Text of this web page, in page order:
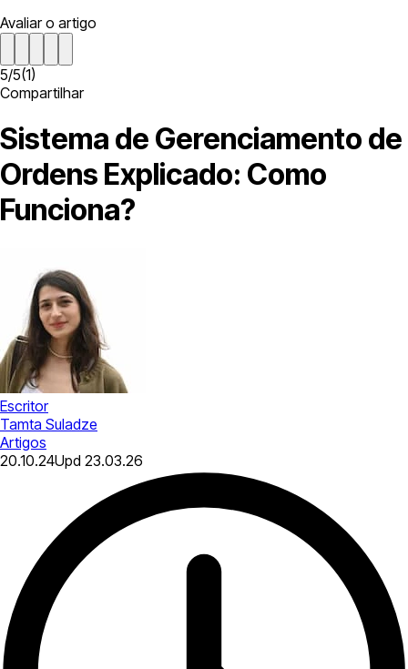
Avaliar o artigo
5/5(1)
Compartilhar
Sistema de Gerenciamento de
Ordens Explicado: Como
Funciona?
Escritor
Tamta Suladze
Artigos
20.10.24Upd 23.03.26